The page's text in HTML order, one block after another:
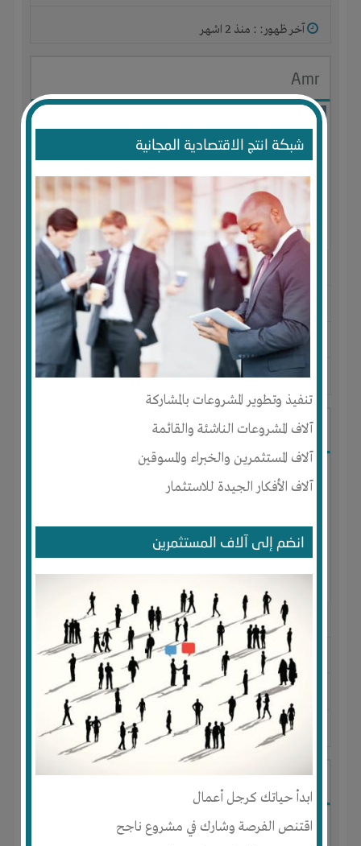
شبكة انتج الاقتصادية المجانية
تنفيذ وتطوير المشروعات بالمشاركة
آلاف المشروعات الناشئة والقائمة
آلاف المستثمرين والخبراء والمسوقين
آلاف الأفكار الجيدة للاستثمار
انضم إلى آلاف المستثمرين
ابدأ حياتك كرجل أعمال
اقتنص الفرصة وشارك في مشروع ناجح
آخر ظهور: : منذ 2 اشهر
Amr
الجنس : ذكر
لديـه : المال-الخبرات-الوقت
المكان :مصر-الإسكندرية ميامى
آخر ظهور: : منذ 3 اشهر
Ibrahim Mostafa
الجنس : ذكر
لديـه :المال علاقات
المكان :مصر -القاهرة -المقطم
آخر ظهور: : منذ 3 اشهر
ابو محمد